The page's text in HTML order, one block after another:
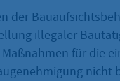
der
illegaler
für die
nicht